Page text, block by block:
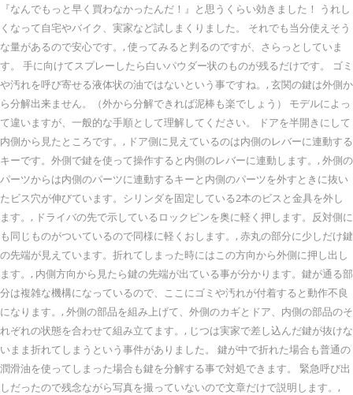
『なんでもっと早く買わなかったんだ！』と思うくらい効きました！ うれし
くなって自宅やバイク、実家など試しまくりました。 それでも当分使えそう
な量があるので安心です。, 使ってみると判るのですが、さらっとしていま
す。 手に向けてスプレーしたら白いパウダー状のものが残るだけです。 ゴミ
や汚れを呼び寄せる液体状の油ではないという事ですね。, 玄関の鍵は外側か
ら分解出来ません。（外から分解できれば泥棒も楽でしょう） モデルによっ
て違いますが、一般的な手順として理解してください。 ドアを半開きにして
内側から見たところです。, ドア側に見えているのは内側のレバーに連動する
キーです。外側で鍵を使って操作すると内側のレバーに連動します。, 外側の
パーツからは内側のパーツに連動するキーと内側のパーツを外すときに抜い
たビス穴が伸びています。シリンダを固定している2本のビスと金具を外し
ます。, ドライバの先で示しているロックピンを奥に軽く押します。反対側に
も同じものがついているので同様に軽くおします。, 赤丸の部分に少しだけ鍵
の先端が見えています。折れてしまった時にはこの方向から外側に押し出し
ます。, 内側方向から見たら鍵の先端が出ている事が分かります。鍵が通る部
分は複雑な機構になっているので、ここにゴミや汚れが付着すると動作不良
になります。, 外側の部品を組み上げて、外側のカギとドア、内側の部品のそ
れぞれの状態を合わせて組み立てます。, じつは実家で差し込んだ鍵が抜けな
いまま折れてしまうという事件がありました。 鍵が中で折れた場合も普通の
潤滑油を使ってしまった場合も鍵を分解する事で対処できます。 緊急呼び出
しだったので残念ながら写真を撮っていないので文章だけで説明します。,